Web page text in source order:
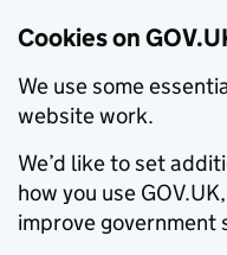
Cookies on
We use some
website work.
We’d like to set
how you use
improve government